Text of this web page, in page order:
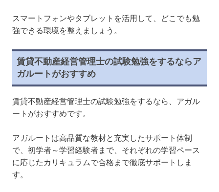
スマートフォンやタブレットを活用して、どこでも勉
強できる環境を整えましょう。
賃貸不動産経営管理士の試験勉強をするならア
ガルートがおすすめ
賃貸不動産経営管理士の試験勉強をするなら、アガル
ートがおすすめです。
アガルートは高品質な教材と充実したサポート体制
で、初学者～学習経験者まで、それぞれの学習ペース
に応じたカリキュラムで合格まで徹底サポートしま
す。